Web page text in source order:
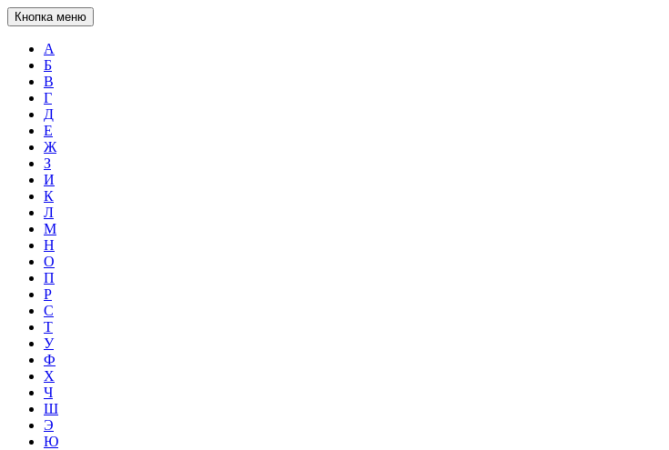
Кнопка меню
А
Б
В
Г
Д
Е
Ж
З
И
К
Л
М
Н
О
П
Р
С
Т
У
Ф
Х
Ч
Ш
Э
Ю